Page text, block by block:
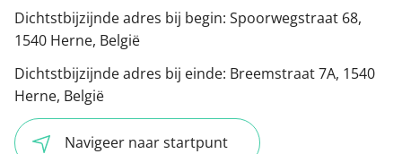
Dichtstbijzijnde adres bij begin: Spoorwegstraat 68,
1540 Herne, België
Dichtstbijzijnde adres bij einde: Breemstraat 7A, 1540
Herne, België
Navigeer naar startpunt